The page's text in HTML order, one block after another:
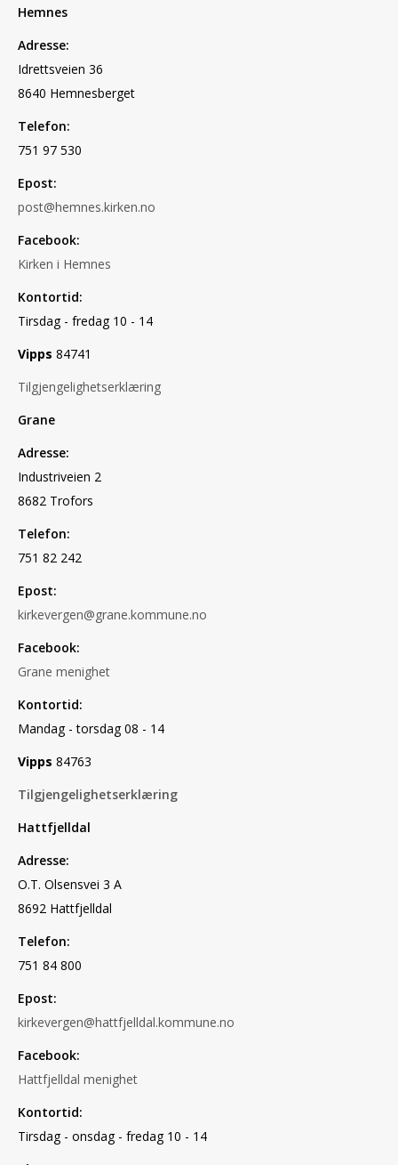
Hemnes
Adresse:
Idrettsveien 36
8640 Hemnesberget
Telefon:
751 97 530
Epost:
post@hemnes.kirken.no
Facebook:
Kirken i Hemnes
Kontortid:
Tirsdag - fredag 10 - 14
Vipps 84741
Tilgjengelighetserklæring
Grane
Adresse:
Industriveien 2
8682 Trofors
Telefon:
751 82 242
Epost:
kirkevergen@grane.kommune.no
Facebook:
Grane menighet
Kontortid:
Mandag - torsdag 08 - 14
Vipps 84763
Tilgjengelighetserklæring
Hattfjelldal
Adresse:
O.T. Olsensvei 3 A
8692 Hattfjelldal
Telefon:
751 84 800
Epost:
kirkevergen@hattfjelldal.kommune.no
Facebook:
Hattfjelldal menighet
Kontortid:
Tirsdag - onsdag - fredag 10 - 14